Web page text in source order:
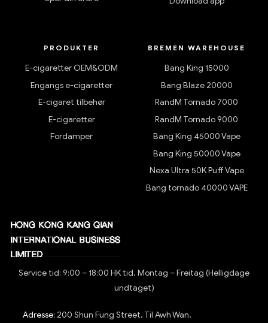
PRODUKTER
E-cigaretter OEM&ODM
Engangs e-cigaretter
E-cigaret tilbehør
E-cigaretter
Fordamper
BREMEN WAREHOUSE
Bang King 15000
Bang Blaze 20000
RandM Tornado 7000
RandM Tornado 9000
Bang King 45000 Vape
Bang King 50000 Vape
Nexa Ultra 50K Puff Vape
Bang tornado 40000 VAPE
Service tid: 9:00 – 18:00 HK tid, Montag – Freitag (Helligdage
undtaget)
Adresse: 200 Shun Fung Street, Til Awh Wan,